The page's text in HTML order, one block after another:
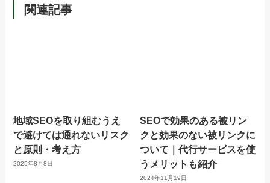
関連記事
地域SEOを取り組むうえ
で避けては通れないリスク
と原則・考え方
2025年8月8日
SEOで効果のある被リン
クと効果のない被リンクに
ついて｜代行サービスを使
うメリットも紹介
2024年11月19日